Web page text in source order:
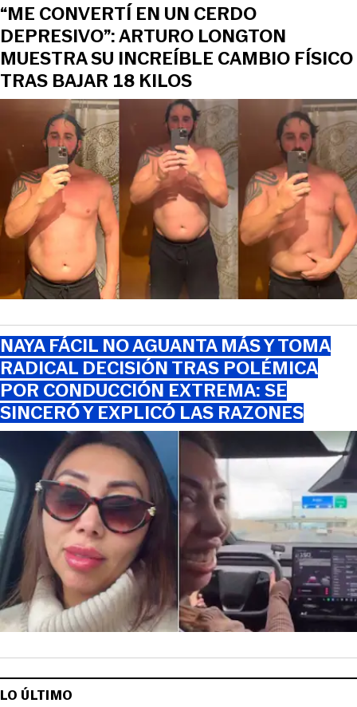
“ME CONVERTÍ EN UN CERDO
DEPRESIVO”: ARTURO LONGTON
MUESTRA SU INCREÍBLE CAMBIO FÍSICO
TRAS BAJAR 18 KILOS
NAYA FÁCIL NO AGUANTA MÁS Y TOMA
RADICAL DECISIÓN TRAS POLÉMICA
POR CONDUCCIÓN EXTREMA: SE
SINCERÓ Y EXPLICÓ LAS RAZONES
LO ÚLTIMO